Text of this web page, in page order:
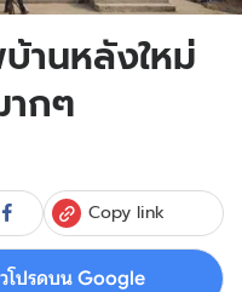
านหลังใหม่
ากๆ
Copy link
โปรดบน Google